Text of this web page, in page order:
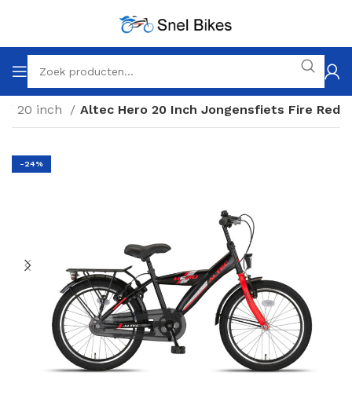
20 inch Altec Hero 20 Inch Jongensfiets Fire Red
-24%